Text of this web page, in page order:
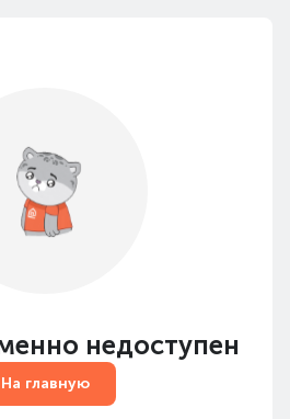
недоступен
На главную